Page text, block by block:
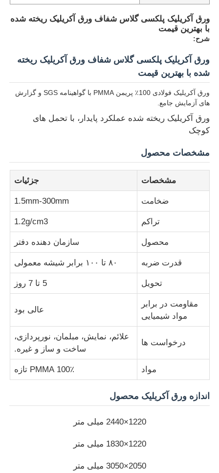
خانه
دربارهی ما
کنترل کیفیت
تماس با ما
همه موارد
درخواست نقل قول
ورق آکریلیک پلکسی گلاس شفاف ورق آکریلیک ریخته شده
با بهترین قیمت
شرح:
ورق آکریلیک پلکسی گلاس شفاف ورق آکریلیک ریخته
شده با بهترین قیمت
ورق آکریلیک فولادی 100٪ پریمن PMMA با گواهینامه SGS و گزارش
های آزمایش جامع.
ورق آکریلیک ریخته شده عملکرد پایدار، با تحمل های
کوچک
مشخصات محصول
مشخصات جزئیات
ضخامت 1.5mm-300mm
تراکم 1.2g/cm3
محصول سازمان دهنده دفتر
قدرت ضربه ۸۰ تا ۱۰۰ برابر شیشه معمولی
تحویل 5 تا 7 روز
مقاومت در برابر
مواد شیمیایی
عالی بود
درخواست ها
علائم، نمایش، مبلمان، نورپردازی،
ساخت و ساز و غیره.
مواد 100٪ PMMA تازه
اندازه ورق آکریلیک محصول
1220×2440 میلی متر
1220×1830 میلی متر
2050×3050 میلی متر